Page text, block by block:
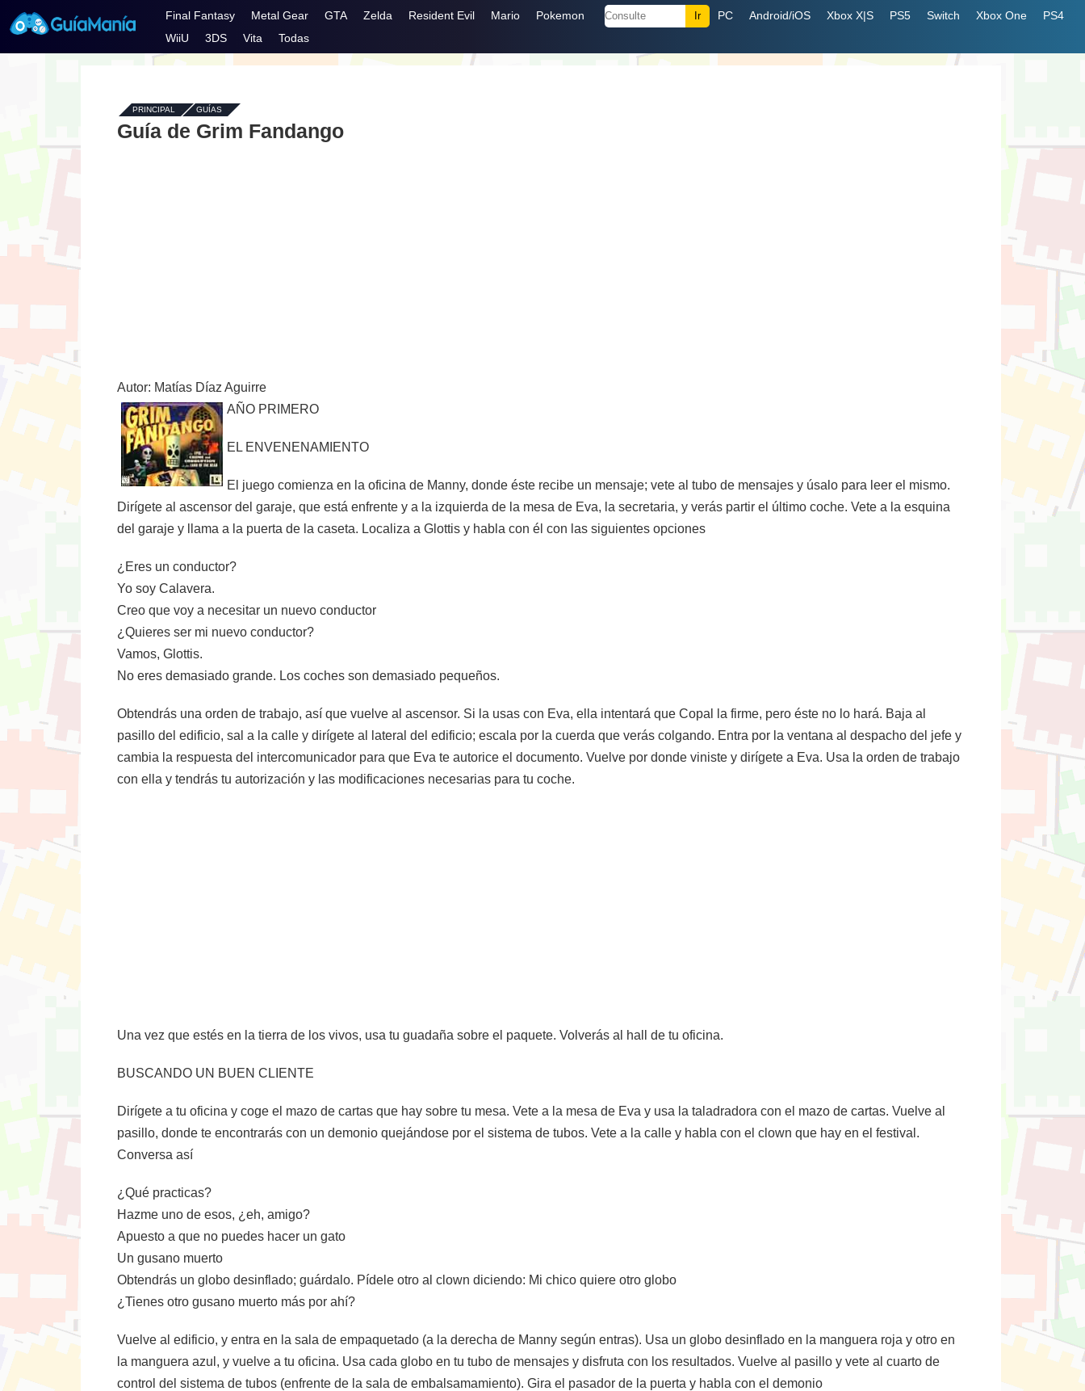
Final Fantasy Metal Gear GTA Zelda Resident Evil Mario Pokemon PC Android/iOS Xbox X|S PS5 Switch Xbox One
PS4
WiiU
3DS Vita Todas
PRINCIPAL - GUÍAS-
Guía de Grim Fandango
Autor: Matías Díaz Aguirre
AÑO PRIMERO
EL ENVENENAMIENTO
El juego comienza en la oficina de Manny, donde éste recibe un mensaje; vete al tubo de mensajes y úsalo para leer el mismo.
Dirígete al ascensor del garaje, que está enfrente y a la izquierda de la mesa de Eva, la secretaria, y verás partir el último coche. Vete a la esquina
del garaje y llama a la puerta de la caseta. Localiza a Glottis y habla con él con las siguientes opciones
¿Eres un conductor?
Yo soy Calavera.
Creo que voy a necesitar un nuevo conductor
¿Quieres ser mi nuevo conductor?
Vamos, Glottis.
No eres demasiado grande. Los coches son demasiado pequeños.
Obtendrás una orden de trabajo, así que vuelve al ascensor. Si la usas con Eva, ella intentará que Copal la firme, pero éste no lo hará. Baja al
pasillo del edificio, sal a la calle y dirígete al lateral del edificio; escala por la cuerda que verás colgando. Entra por la ventana al despacho del jefe y
cambia la respuesta del intercomunicador para que Eva te autorice el documento. Vuelve por donde viniste y dirígete a Eva. Usa la orden de trabajo
con ella y tendrás tu autorización y las modificaciones necesarias para tu coche.
Una vez que estés en la tierra de los vivos, usa tu guadaña sobre el paquete. Volverás al hall de tu oficina.
BUSCANDO UN BUEN CLIENTE
Dirígete a tu oficina y coge el mazo de cartas que hay sobre tu mesa. Vete a la mesa de Eva y usa la taladradora con el mazo de cartas. Vuelve al
pasillo, donde te encontrarás con un demonio quejándose por el sistema de tubos. Vete a la calle y habla con el clown que hay en el festival.
Conversa así
¿Qué practicas?
Hazme uno de esos, ¿eh, amigo?
Apuesto a que no puedes hacer un gato
Un gusano muerto
Obtendrás un globo desinflado; guárdalo. Pídele otro al clown diciendo: Mi chico quiere otro globo
¿Tienes otro gusano muerto más por ahí?
Vuelve al edificio, y entra en la sala de empaquetado (a la derecha de Manny según entras). Usa un globo desinflado en la manguera roja y otro en
la manguera azul, y vuelve a tu oficina. Usa cada globo en tu tubo de mensajes y disfruta con los resultados. Vuelve al pasillo y vete al cuarto de
control del sistema de tubos (enfrente de la sala de embalsamamiento). Gira el pasador de la puerta y habla con el demonio